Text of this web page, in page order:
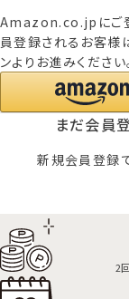
Amazon.co.jpにご
員登録されるお客様
ンよりお進みください
まだ会員
新規会員登録
2